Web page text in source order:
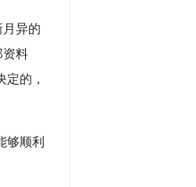
异的
料
的，
够顺利